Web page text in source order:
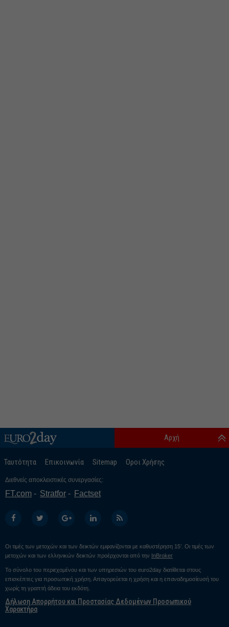
Ταυτότητα Επικοινωνία Sitemap Οροι Χρήσης
Αρχή
Διεθνείς αποκλειστικές συνεργασίες:
FT.com Stratfor Factset
Οι τιμές των μετοχών και των δεικτών εμφανίζονται με καθυστέρηση 15’. Οι τιμές των
μετοχών και των ελληνικών δεικτών προέρχονται από την InBroker
Το σύνολο του περιεχομένου και των υπηρεσιών του euro2day διατίθεται στους
επισκέπτες για προσωπική χρήση. Απαγορεύεται η χρήση και η επαναδημοσίευσή του
χωρίς τη γραπτή άδεια του εκδότη.
Δήλωση Απορρήτου και Προστασίας Δεδομένων Προσωπικού
Χαρακτήρα